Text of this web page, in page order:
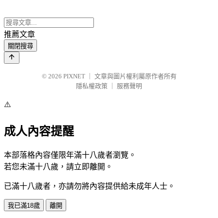
推薦文章
關閉搜尋
© 2026 PIXNET
文章與圖片權利屬原作者所有
隱私權政策
服務聲明
⚠️
成人內容提醒
本部落格內容僅限年滿十八歲者瀏覽。
若您未滿十八歲，請立即離開。
已滿十八歲者，亦請勿將內容提供給未成年人士。
我已滿18歲 離開